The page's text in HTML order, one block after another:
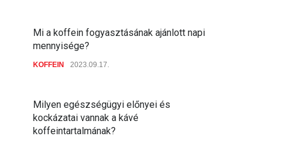
Mi a koffein fogyasztásának ajánlott napi
mennyisége?
KOFFEIN 2023.09.17.
Milyen egészségügyi előnyei és
kockázatai vannak a kávé
koffeintartalmának?